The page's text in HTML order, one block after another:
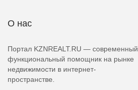
О нас
Портал KZNREALT.RU — современный
функциональный помощник на рынке
недвижимости в интернет-
пространстве.